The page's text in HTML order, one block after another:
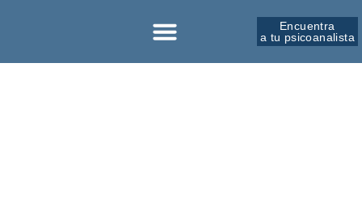
Encuentra
a tu psicoanalista